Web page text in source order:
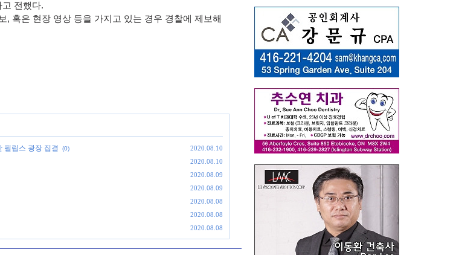
고 전했다.
, 혹은 현장 영상 등을 가지고 있는 경우 경찰에 제보해
필립스 광장 집결 (0) 2020.08.10
2020.08.10
2020.08.09
2020.08.09
2020.08.08
2020.08.08
2020.08.08